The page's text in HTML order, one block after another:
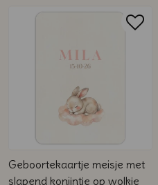
Geboortekaartje meisje met
slapend konijntje op wolkje